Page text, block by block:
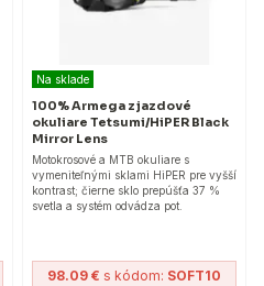
Na sklade
100% Armega zjazdové
okuliare Tetsumi/HiPER Black
Mirror Lens
Motokrosové a MTB okuliare s
vymeniteľnými sklami HiPER pre vyšší
kontrast; čierne sklo prepúšťa 37 %
svetla a systém odvádza pot.
98.09 € s kódom: SOFT10